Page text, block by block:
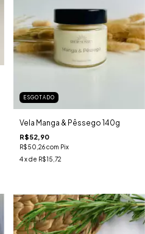
ESGOTADO
Vela Manga & Pêssego 140g
R$52,90
R$50,26com Pix
4 x de R$15,72